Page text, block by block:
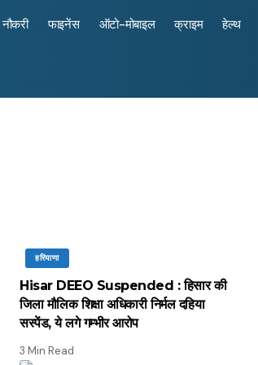
नौकरी फाइनेंस ऑटो-मोबाइल क्राइम हेल्थ
हरियाणा
Hisar DEEO Suspended : हिसार की
जिला मौलिक शिक्षा अधिकारी निर्मल दहिया
सस्पेंड, ये लगे गम्भीर आरोप
3 Min Read